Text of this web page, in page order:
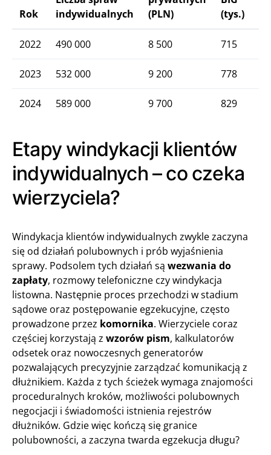
Rok
indywidualnych
(PLN)
(tys.)
2022 490 000 8 500 715
2023 532 000 9 200 778
2024 589 000 9 700 829
Etapy windykacji klientów
indywidualnych – co czeka
wierzyciela?
Windykacja klientów indywidualnych zwykle zaczyna
się od działań polubownych i prób wyjaśnienia
sprawy. Podsolem tych działań są wezwania do
zapłaty, rozmowy telefoniczne czy windykacja
listowna. Następnie proces przechodzi w stadium
sądowe oraz postępowanie egzekucyjne, często
prowadzone przez komornika. Wierzyciele coraz
częściej korzystają z wzorów pism, kalkulatorów
odsetek oraz nowoczesnych generatorów
pozwalających precyzyjnie zarządzać komunikacją z
dłużnikiem. Każda z tych ścieżek wymaga znajomości
proceduralnych kroków, możliwości polubownych
negocjacji i świadomości istnienia rejestrów
dłużników. Gdzie więc kończą się granice
polubowności, a zaczyna twarda egzekucja długu?